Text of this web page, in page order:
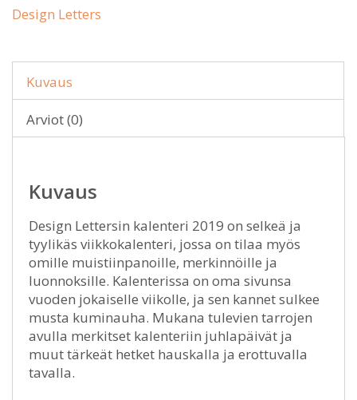
Design Letters
Kuvaus
Arviot (0)
Kuvaus
Design Lettersin kalenteri 2019 on selkeä ja
tyylikäs viikkokalenteri, jossa on tilaa myös
omille muistiinpanoille, merkinnöille ja
luonnoksille. Kalenterissa on oma sivunsa
vuoden jokaiselle viikolle, ja sen kannet sulkee
musta kuminauha. Mukana tulevien tarrojen
avulla merkitset kalenteriin juhlapäivät ja
muut tärkeät hetket hauskalla ja erottuvalla
tavalla.